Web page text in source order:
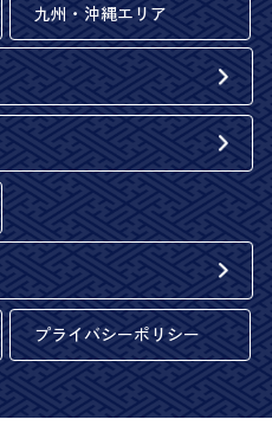
九州・沖縄エリア
プライバシーポリシー